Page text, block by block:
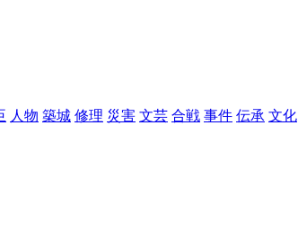
人物 築城 修理 災害 文芸 合戦 事件 伝承 文化